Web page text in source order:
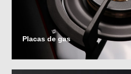
Placas de gas